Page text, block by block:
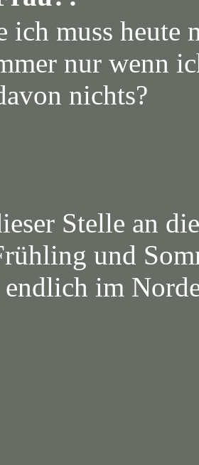
ich muss heute
nur wenn
nichts?
Stelle an
und
im